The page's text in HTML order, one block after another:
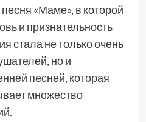
«Маме», в которой
и признательность
стала не только очень
но и
песней, которая
множество